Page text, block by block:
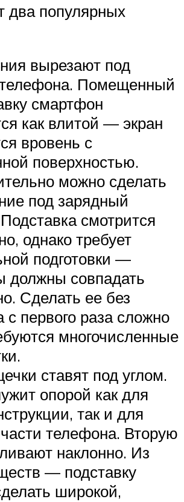
два популярных
вырезают под
Помещенный
смартфон
как влитой — экран
вровень с
поверхностью.
можно сделать
под зарядный
смотрится
однако требует
подготовки —
должны совпадать
Сделать ее без
с первого раза сложно
многочисленные
ставят под углом.
опорой как для
так и для
телефона. Вторую
наклонно. Из
— подставку
широкой,